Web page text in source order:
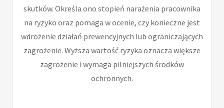
skutków. Określa ono stopień narażenia pracownika
na ryzyko oraz pomaga w ocenie, czy konieczne jest
wdrożenie działań prewencyjnych lub ograniczających
zagrożenie. Wyższa wartość ryzyka oznacza większe
zagrożenie i wymaga pilniejszych środków
ochronnych.